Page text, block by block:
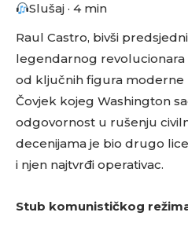
Slušaj · 4 min
Raul Castro, bivši
legendarnog revolucionara
od ključnih figura moderne
Čovjek kojeg Washington
odgovornost u rušenju
decenijama je bio drugo
i njen najtvrđi operativac.
Stub komunističkog